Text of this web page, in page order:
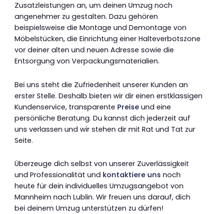
Zusatzleistungen an, um deinen Umzug noch
angenehmer zu gestalten. Dazu gehören
beispielsweise die Montage und Demontage von
Möbelstücken, die Einrichtung einer Halteverbotszone
vor deiner alten und neuen Adresse sowie die
Entsorgung von Verpackungsmaterialien.
Bei uns steht die Zufriedenheit unserer Kunden an
erster Stelle. Deshalb bieten wir dir einen erstklassigen
Kundenservice, transparente Preise und eine
persönliche Beratung. Du kannst dich jederzeit auf
uns verlassen und wir stehen dir mit Rat und Tat zur
Seite.
Überzeuge dich selbst von unserer Zuverlässigkeit
und Professionalität und kontaktiere uns noch
heute für dein individuelles Umzugsangebot von
Mannheim nach Lublin. Wir freuen uns darauf, dich
bei deinem Umzug unterstützen zu dürfen!